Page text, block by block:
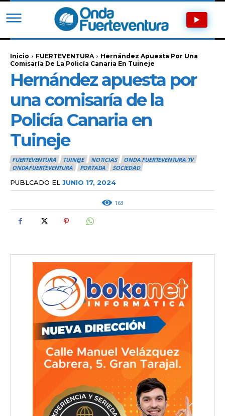
Inicio FUERTEVENTURA
Hernández Apuesta Por Una
Comisaría De La Policía Canaria En Tuineje
Hernández apuesta por
una comisaría de la
Policía Canaria en
Tuineje
FUERTEVENTURA TUINEJE NOTICIAS
ONDA FUERTEVENTURA TV
ONDAFUERTEVENTURA
PORTADA SOCIEDAD
PUBLCADO EL JUNIO 17, 2024
163